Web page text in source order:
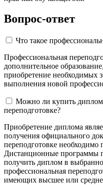
Вопрос-ответ
Что такое
Профессиональная
дополнительное
приобретение необходимых
выполнения новой
Можно ли купить диплом
переподготовке?
Приобретение диплома
получения официального
переподготовке необходимо
Дистанционные программы
получить диплом в
профессиональная
имеющих высшее или